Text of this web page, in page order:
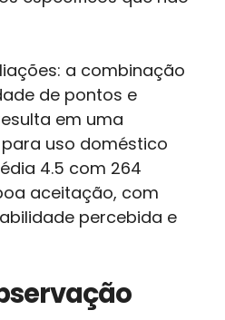
a combinação
de pontos e
em uma
uso doméstico
4.5 com 264
aceitação, com
percebida e